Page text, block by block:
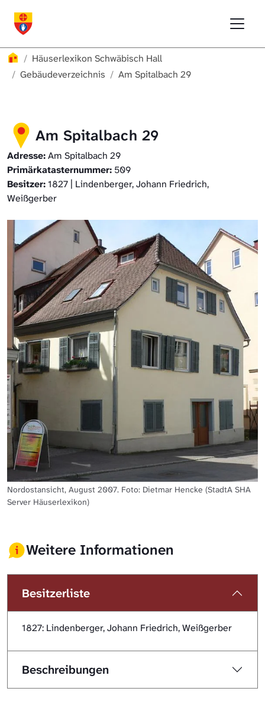
Häuserlexikon
Häuserlexikon Schwäbisch Hall
Gebäudeverzeichnis
Am Spitalbach 29
Am Spitalbach 29
Adresse:Am Spitalbach 29
Primärkatasternummer: 509
Besitzer:1827 | Lindenberger, Johann Friedrich,
Weißgerber
Nordostansicht, August 2007. Foto: Dietmar Hencke (StadtA SHA
Server Häuserlexikon)
Weitere Informationen
Besitzerliste
1827: Lindenberger, Johann Friedrich, Weißgerber
Beschreibungen
Häuserlexikon Steinbach
Digitale Nachschlagewerke